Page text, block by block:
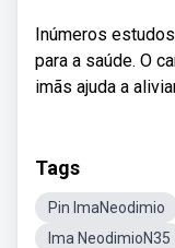
Inúmeros
para a saúde. O
imãs ajuda a
Tags
Pin ImaNeodimio
Ima NeodimioN35